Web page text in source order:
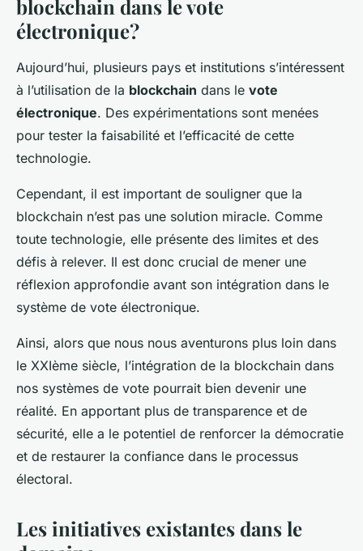
blockchain dans le vote
électronique?
Aujourd’hui, plusieurs pays et institutions s’intéressent
à l’utilisation de la blockchain dans le vote
électronique. Des expérimentations sont menées
pour tester la faisabilité et l’efficacité de cette
technologie.
Cependant, il est important de souligner que la
blockchain n’est pas une solution miracle. Comme
toute technologie, elle présente des limites et des
défis à relever. Il est donc crucial de mener une
réflexion approfondie avant son intégration dans le
système de vote électronique.
Ainsi, alors que nous nous aventurons plus loin dans
le XXIème siècle, l’intégration de la blockchain dans
nos systèmes de vote pourrait bien devenir une
réalité. En apportant plus de transparence et de
sécurité, elle a le potentiel de renforcer la démocratie
et de restaurer la confiance dans le processus
électoral.
Les initiatives existantes dans le